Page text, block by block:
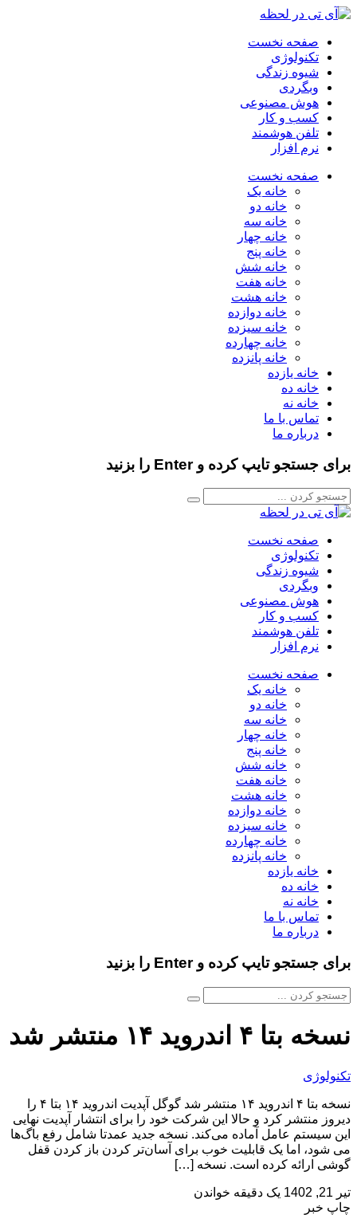
صفحه نخست
تکنولوژی
شیوه زندگی
وبگردی
هوش مصنوعی
کسب و کار
تلفن هوشمند
نرم افزار
صفحه نخست
خانه یک
خانه دو
خانه سه
خانه چهار
خانه پنج
خانه شش
خانه هفت
خانه هشت
خانه دوازده
خانه سیزده
خانه چهارده
خانه پانزده
خانه یازده
خانه ده
خانه نه
تماس با ما
درباره ما
برای جستجو تایپ کرده و Enter را بزنید
صفحه نخست
تکنولوژی
شیوه زندگی
وبگردی
هوش مصنوعی
کسب و کار
تلفن هوشمند
نرم افزار
صفحه نخست
خانه یک
خانه دو
خانه سه
خانه چهار
خانه پنج
خانه شش
خانه هفت
خانه هشت
خانه دوازده
خانه سیزده
خانه چهارده
خانه پانزده
خانه یازده
خانه ده
خانه نه
تماس با ما
درباره ما
برای جستجو تایپ کرده و Enter را بزنید
نسخه بتا ۴ اندروید ۱۴ منتشر شد
تکنولوژی
نسخه بتا ۴ اندروید ۱۴ منتشر شد گوگل آپدیت اندروید ۱۴ بتا ۴ را
دیروز منتشر کرد و حالا این شرکت خود را برای انتشار آپدیت نهایی
این سیستم عامل آماده می‌کند. نسخه جدید عمدتا شامل رفع باگ‌ها
می شود، اما یک قابلیت خوب برای آسان‌تر کردن باز کردن قفل
گوشی ارائه کرده است. نسخه […]
تیر 21, 1402
یک دقیقه خواندن
چاپ خبر